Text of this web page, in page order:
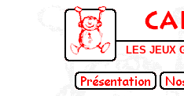
LES JEUX